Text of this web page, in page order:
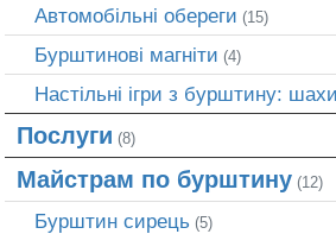
Автомобільні обереги (15)
Бурштинові магніти (4)
Настільні ігри з бурштину:
Послуги (8)
Майстрам по бурштину (12)
Бурштин сирець (5)